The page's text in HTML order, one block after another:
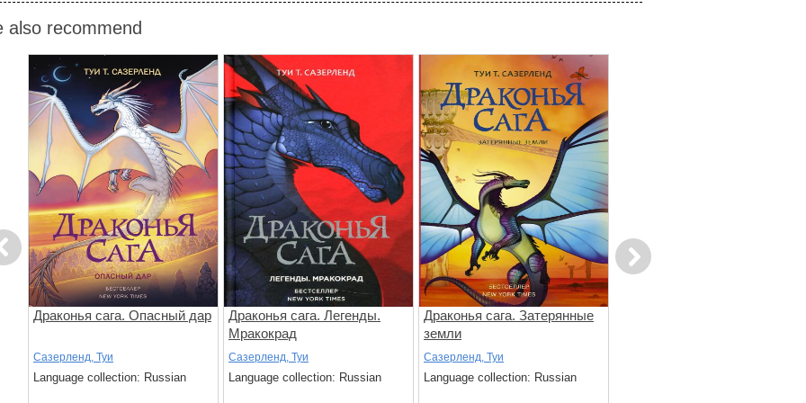
also recommend
Драконья сага. Опасный дар
Сазерленд, Туи
Language collection: Russian
Драконья сага. Легенды.
Мракокрад
Сазерленд, Туи
Language collection: Russian
Драконья сага. Затерянные
земли
Сазерленд, Туи
Language collection: Russian
Next